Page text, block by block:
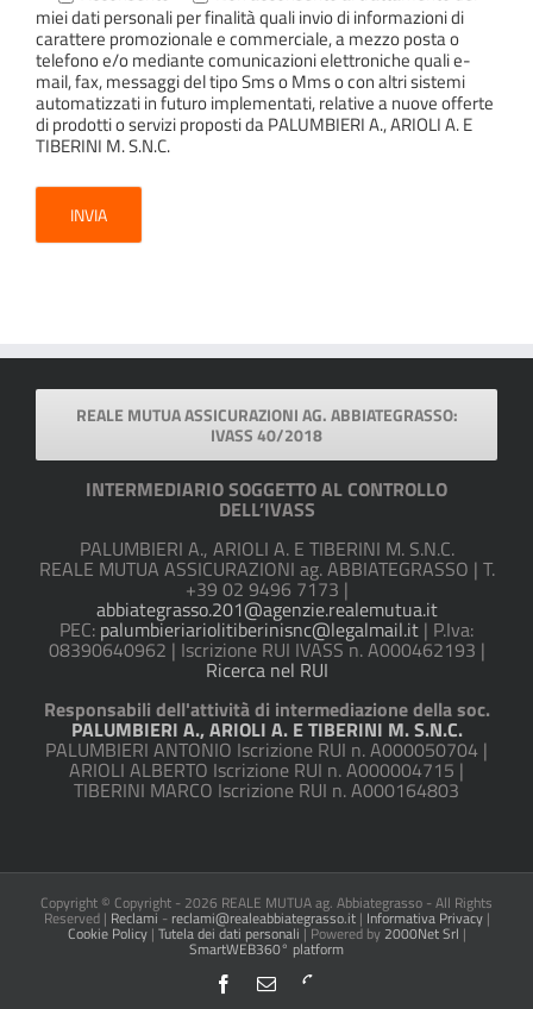
miei dati personali per finalità quali invio di informazioni di
carattere promozionale e commerciale, a mezzo posta o
telefono e/o mediante comunicazioni elettroniche quali e-
mail, fax, messaggi del tipo Sms o Mms o con altri sistemi
automatizzati in futuro implementati, relative a nuove offerte
di prodotti o servizi proposti da PALUMBIERI A., ARIOLI A. E
TIBERINI M. S.N.C.
REALE MUTUA ASSICURAZIONI AG. ABBIATEGRASSO:
IVASS 40/2018
INTERMEDIARIO SOGGETTO AL CONTROLLO
DELL’IVASS
PALUMBIERI A., ARIOLI A. E TIBERINI M. S.N.C.
REALE MUTUA ASSICURAZIONI ag. ABBIATEGRASSO | T.
+39 02 9496 7173 |
abbiategrasso.201@agenzie.realemutua.it
PEC: palumbieriariolitiberinisnc@legalmail.it | P.Iva:
08390640962 | Iscrizione RUI IVASS n. A000462193 |
Ricerca nel RUI
Responsabili dell'attività di intermediazione della soc.
PALUMBIERI A., ARIOLI A. E TIBERINI M. S.N.C.
PALUMBIERI ANTONIO Iscrizione RUI n. A000050704 |
ARIOLI ALBERTO Iscrizione RUI n. A000004715 |
TIBERINI MARCO Iscrizione RUI n. A000164803
Copyright © Copyright - 2026 REALE MUTUA ag. Abbiategrasso - All Rights
Reserved | Reclami- reclami@realeabbiategrasso.it| Informativa Privacy|
Cookie Policy| Tutela dei dati personali | Powered by 2000Net Srl |
SmartWEB360° platform
Facebook
EmailTelefono